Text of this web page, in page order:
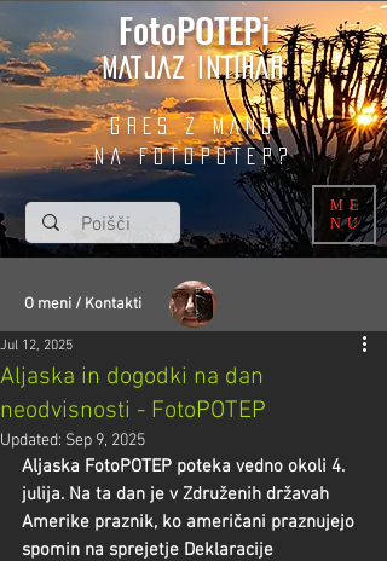
FotoPOTEPi
MATJAZ INTIHAR
GRES Z MANO
na fotopotep?
ME
NU
O meni / Kontakti
Aljaska in dogodki na dan
neodvisnosti - FotoPOTEP
Jul 12, 2025
Updated: Sep 9, 2025
Aljaska FotoPOTEP poteka vedno okoli 4.
julija. Na ta dan je v Združenih državah
Amerike praznik, ko američani praznujejo
spomin na sprejetje Deklaracije